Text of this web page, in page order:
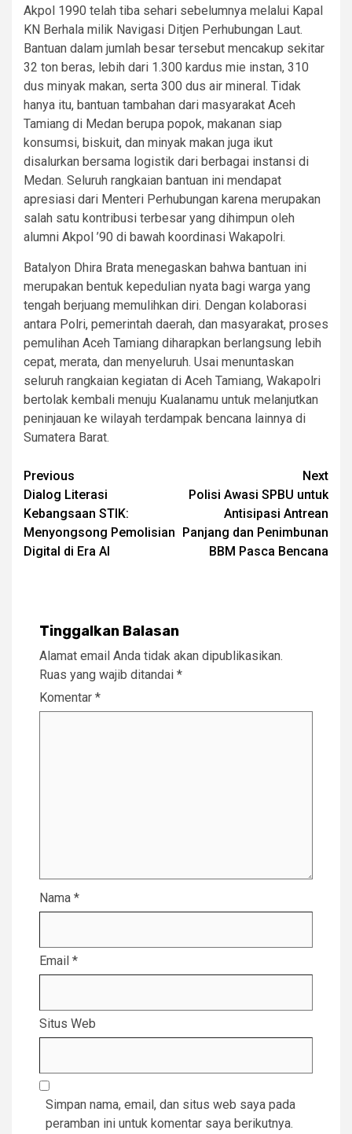
Akpol 1990 telah tiba sehari sebelumnya melalui Kapal
KN Berhala milik Navigasi Ditjen Perhubungan Laut.
Bantuan dalam jumlah besar tersebut mencakup sekitar
32 ton beras, lebih dari 1.300 kardus mie instan, 310
dus minyak makan, serta 300 dus air mineral. Tidak
hanya itu, bantuan tambahan dari masyarakat Aceh
Tamiang di Medan berupa popok, makanan siap
konsumsi, biskuit, dan minyak makan juga ikut
disalurkan bersama logistik dari berbagai instansi di
Medan. Seluruh rangkaian bantuan ini mendapat
apresiasi dari Menteri Perhubungan karena merupakan
salah satu kontribusi terbesar yang dihimpun oleh
alumni Akpol ’90 di bawah koordinasi Wakapolri.
Batalyon Dhira Brata menegaskan bahwa bantuan ini
merupakan bentuk kepedulian nyata bagi warga yang
tengah berjuang memulihkan diri. Dengan kolaborasi
antara Polri, pemerintah daerah, dan masyarakat, proses
pemulihan Aceh Tamiang diharapkan berlangsung lebih
cepat, merata, dan menyeluruh. Usai menuntaskan
seluruh rangkaian kegiatan di Aceh Tamiang, Wakapolri
bertolak kembali menuju Kualanamu untuk melanjutkan
peninjauan ke wilayah terdampak bencana lainnya di
Sumatera Barat.
Post
navigation
Previous
Dialog Literasi
Kebangsaan STIK:
Menyongsong Pemolisian
Digital di Era AI
Next
Polisi Awasi SPBU untuk
Antisipasi Antrean
Panjang dan Penimbunan
BBM Pasca Bencana
Tinggalkan Balasan
Alamat email Anda tidak akan dipublikasikan.
Ruas yang wajib ditandai *
Komentar *
Nama *
Email *
Situs Web
Simpan nama, email, dan situs web saya pada
peramban ini untuk komentar saya berikutnya.